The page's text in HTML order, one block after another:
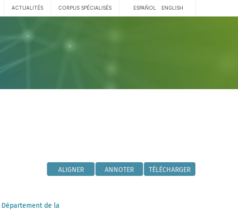
ACTUALITÉS CORPUS SPÉCIALISÉS ESPAÑOL ENGLISH
ALIGNER ANNOTER TÉLÉCHARGER
Département de la